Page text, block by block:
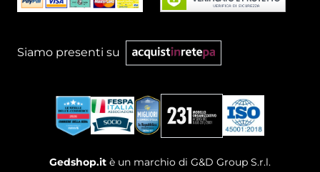
Siamo presenti su
Gedshop.it è un marchio di G&D Group S.r.l.